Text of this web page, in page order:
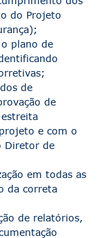
do Projeto
plano de
de
de
e com o
Diretor de
em todas as
da correta
de relatórios,